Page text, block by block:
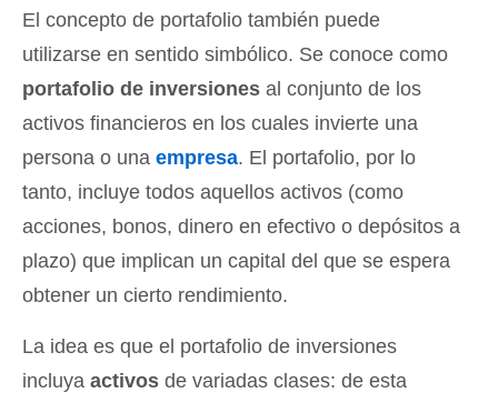
El concepto de portafolio también puede
utilizarse en sentido simbólico. Se conoce como
portafolio de inversiones al conjunto de los
activos financieros en los cuales invierte una
persona o una empresa. El portafolio, por lo
tanto, incluye todos aquellos activos (como
acciones, bonos, dinero en efectivo o depósitos a
plazo) que implican un capital del que se espera
obtener un cierto rendimiento.
La idea es que el portafolio de inversiones
incluya activos de variadas clases: de esta